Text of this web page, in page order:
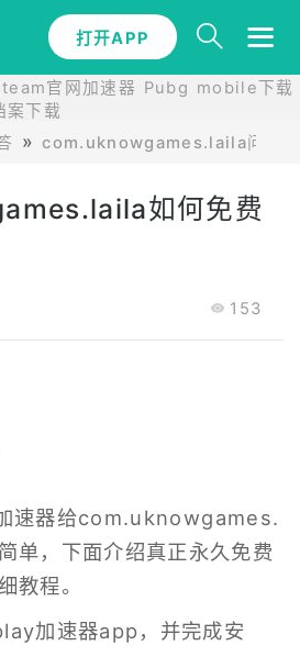
打开APP
官网加速器 Pubg mobile下载
案下载
com.uknowgames.laila问答
如何免费
153
速器给com.uknowgames.
单，下面介绍真正永久免费
教程。
加速器app，并完成安